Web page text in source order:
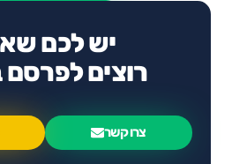
יש לכם
רוצים
צרו קשר